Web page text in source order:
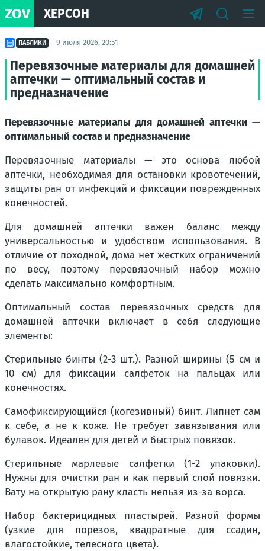
ZOV ХЕРСОН
ПАБЛИКИ 9 июля 2026, 20:51
Перевязочные материалы для домашней
аптечки — оптимальный состав и
предназначение
Перевязочные материалы для домашней аптечки —
оптимальный состав и предназначение
Перевязочные материалы — это основа любой
аптечки, необходимая для остановки кровотечений,
защиты ран от инфекций и фиксации поврежденных
конечностей.
Для домашней аптечки важен баланс между
универсальностью и удобством использования. В
отличие от походной, дома нет жестких ограничений
по весу, поэтому перевязочный набор можно
сделать максимально комфортным.
Оптимальный состав перевязочных средств для
домашней аптечки включает в себя следующие
элементы:
Стерильные бинты (2-3 шт.). Разной ширины (5 см и
10 см) для фиксации салфеток на пальцах или
конечностях.
Самофиксирующийся (когезивный) бинт. Липнет сам
к себе, а не к коже. Не требует завязывания или
булавок. Идеален для детей и быстрых повязок.
Стерильные марлевые салфетки (1-2 упаковки).
Нужны для очистки ран и как первый слой повязки.
Вату на открытую рану класть нельзя из-за ворса.
Набор бактерицидных пластырей. Разной формы
(узкие для порезов, квадратные для ссадин,
влагостойкие, телесного цвета).